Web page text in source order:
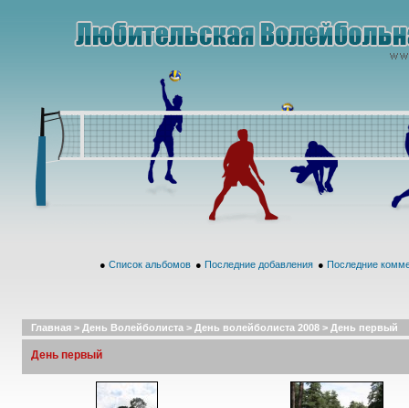
● Список альбомов ● Последние добавления ● Последние
Главная > День Волейболиста > День волейболиста 2008 > День первый
День первый